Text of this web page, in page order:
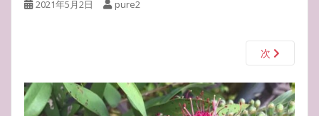
2021年5月2日 pure2
次